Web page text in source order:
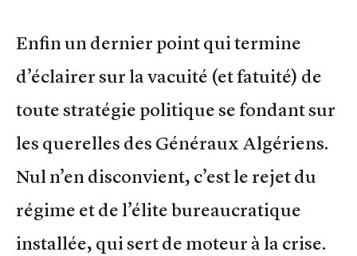
Enfin un dernier point qui termine
d’éclairer sur la vacuité (et fatuité) de
toute stratégie politique se fondant sur
les querelles des Généraux Algériens.
Nul n’en disconvient, c’est le rejet du
régime et de l’élite bureaucratique
installée, qui sert de moteur à la crise.